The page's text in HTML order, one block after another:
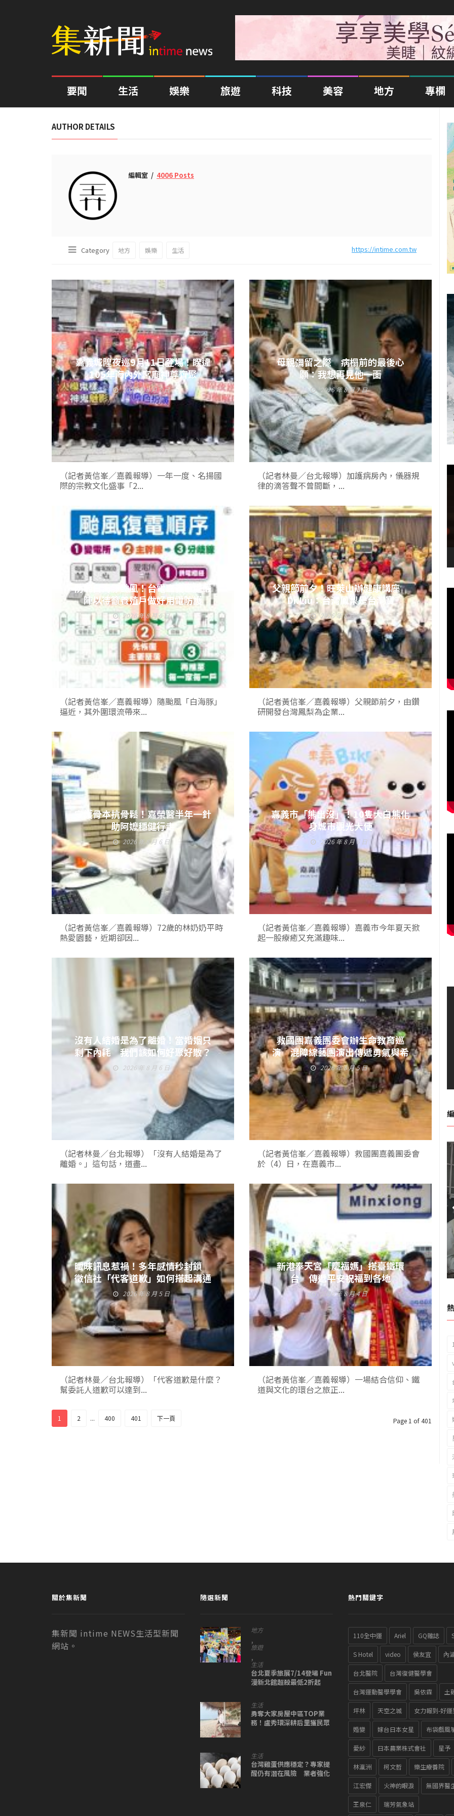
要聞 生活 娛樂 旅遊 科技 美容 地方 專欄
AUTHOR DETAILS
編輯室 4006 Posts
Category 地方 娛樂 生活 https://intime.com.tw
嘉義城隍夜巡9月11日登場！睽違
105年海內外宮廟神尊齊聚
2026 年 8 月 7 日
（記者黃信峯／嘉義報導）一年一度、名揚國
際的宗教文化盛事「2...
母親彌留之際 病榻前的最後心
願：我想再見他一面
2026 年 8 月 7 日
（記者林曼／台北報導）加護病房內，儀器規
律的滴答聲不曾間斷，...
防範白海豚颱風！台電嘉義區處嚴
陣以待籲養殖戶做好用電防護
2026 年 8 月 6 日
（記者黃信峯／嘉義報導）隨颱風「白海豚」
逼近，其外圍環流帶來...
父親節前夕！旺萊山辦健康講座
Dr.Liu：台灣鳳梨是台灣寶
2026 年 8 月 6 日
（記者黃信峯／嘉義報導）父親節前夕，由鑽
研開發台灣鳳梨為企業...
守護骨本抗骨鬆！嘉榮醫半年一針
助阿嬤穩健行走
2026 年 8 月 6 日
（記者黃信峯／嘉義報導）72歲的林奶奶平時
熱愛園藝，近期卻因...
嘉義市「熊出沒」！10隻大白熊化
身城市觀光大使
2026 年 8 月 6 日
（記者黃信峯／嘉義報導）嘉義市今年夏天掀
起一股療癒又充滿趣味...
沒有人結婚是為了離婚！當婚姻只
剩下內耗 我們該如何好聚好散？
2026 年 8 月 6 日
（記者林曼／台北報導）「沒有人結婚是為了
離婚。」這句話，道盡...
救國團嘉義團委會辦生命教育巡
演 混障綜藝團演出傳遞勇氣與希
望
2026 年 8 月 5 日
（記者黃信峯／嘉義報導）救國團嘉義團委會
於（4）日，在嘉義市...
曖昧訊息惹禍！多年感情秒封鎖
徵信社「代客道歉」如何搭起溝通
橋樑
2026 年 8 月 5 日
（記者林曼／台北報導）「代客道歉是什麼？
幫委託人道歉可以達到...
新港奉天宮「慶福媽」搭臺鐵環
台 傳遞平安祝福到各地
2026 年 8 月 4 日
（記者黃信峯／嘉義報導）一場結合信仰、鐵
道與文化的環台之旅正...
1 2 ... 400 401 下一頁 Page 1 of 401
關於集新聞
集新聞 intime NEWS生活型新聞
網站。
隨選新聞
地方
,
旅遊
,
生活
台北夏季旅展7/14登場 Fun
漫新北館超殺最低2折起
生活
勇奪大家房屋中區TOP業
務！盧秀環深耕后里獲民眾
生活
台灣雞蛋供應穩定？專家提
醒仍有潛在風險 業者強化
熱門關鍵字
110全中運 Ariel GQ雜誌
S Hotel video 侯友宜 內
台北醫院 台灣復健醫學會
台灣運動醫學學會 吳依霖 土
坪林 天空之城 女力報到-好運
婚變 嫁台日本女星 布袋戲風
愛紗 日本農業株式會社 星予
林瀛洲 柯文哲 樂生療養院
江宏傑 火神的眼淚 無國界醫
王泉仁 瑞芳氣象站